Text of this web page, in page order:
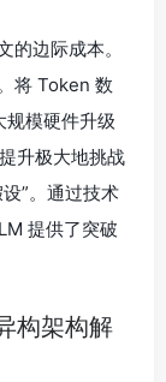
边际成本。
将 Token 数
规模硬件升级
升极大地挑战
”。通过技术
提供了突破
构架构解